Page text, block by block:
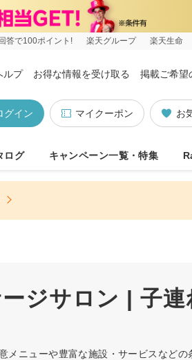
答で100ポイント! 楽天グループ 楽天生命
ルプ お得な情報を受け取る 掲載ご希望
お
マイクーポン
グイン
ログ キャンペーン一覧・特集
ジサロン | 子連
メニューや豊富な施設・サービスなどの